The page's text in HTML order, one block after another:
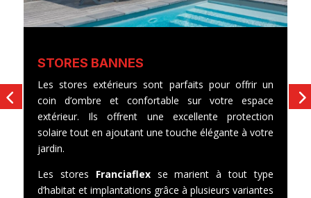
STORES BANNES
Les stores extérieurs sont parfaits pour offrir un
coin d’ombre et confortable sur votre espace
extérieur. Ils offrent une excellente protection
solaire tout en ajoutant une touche élégante à votre
jardin.
Les stores Franciaflexse marient à tout type
d’habitat et implantations grâce à plusieurs variantes